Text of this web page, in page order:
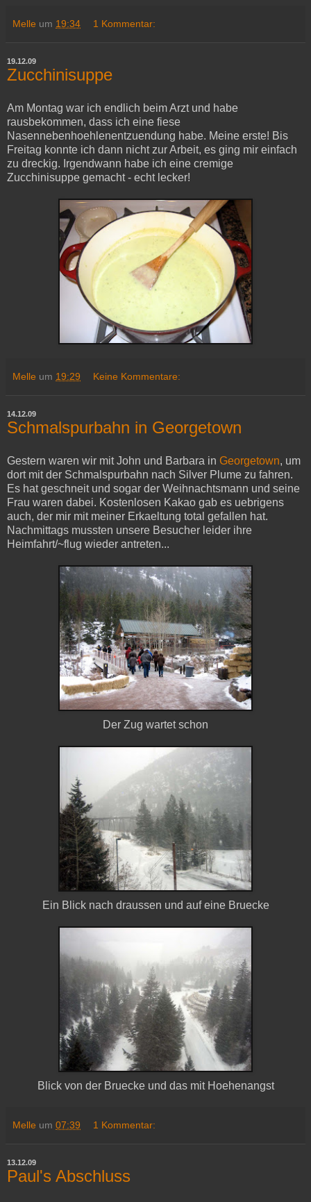
Melle um 19:34 1 Kommentar:
19.12.09
Zucchinisuppe
Am Montag war ich endlich beim Arzt und habe
rausbekommen, dass ich eine fiese
Nasennebenhoehlenentzuendung habe. Meine erste! Bis
Freitag konnte ich dann nicht zur Arbeit, es ging mir einfach
zu dreckig. Irgendwann habe ich eine cremige
Zucchinisuppe gemacht - echt lecker!
Melle um 19:29 Keine Kommentare:
14.12.09
Schmalspurbahn in Georgetown
Gestern waren wir mitJohn und Barbara in Georgetown, um
dort mit der Schmalspurbahn nach Silver Plume zu fahren.
Es hatgeschneit und sogar der Weihnachtsmann und seine
Frau waren dabei. Kostenlosen Kakao gab es uebrigens
auch, der mir mit meiner Erkaeltung total gefallen hat.
Nachmittags mussten unsere Besucher leider ihre
Heimfahrt/~flug wieder antreten...
Der Zug wartet schon
Ein Blick nach draussen und auf eine Bruecke
Blick von der Bruecke und das mit Hoehenangst
Melle um 07:39 1 Kommentar:
13.12.09
Paul's Abschluss